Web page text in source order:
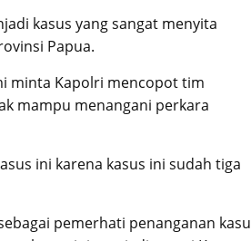
kasus yang sangat menyita
Papua.
minta Kapolri mencopot tim
mampu menangani perkara
ini karena kasus ini sudah tiga
pemerhati penanganan